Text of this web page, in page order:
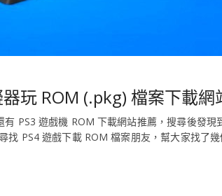
玩 ROM (.pkg) 檔案下載網
PS3 遊戲機 ROM 下載網站推薦，搜尋後發
找 PS4 遊戲下載 ROM 檔案朋友，幫大家找了